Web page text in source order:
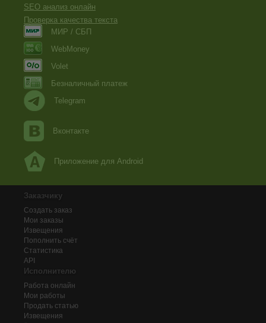
SEO анализ онлайн
Проверка качества текста
МИР / СБП
WebMoney
Volet
Безналичный платеж
Telegram
Вконтакте
Приложение для Android
Заказчику
Создать заказ
Мои заказы
Извещения
Пополнить счёт
Статистика
API
Исполнителю
Работа онлайн
Мои работы
Продать статью
Извещения